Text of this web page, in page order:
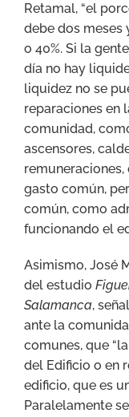
Retamal, “el
debe dos meses
o 40%. Si la
día no hay
liquidez no se
reparaciones en
comunidad,
ascensores,
remuneraciones,
gasto común,
común, como
funcionando el
Asimismo, José
del estudio
Salamanca,
ante la
comunes, que
del Edificio o en
edificio, que es
Paralelamente